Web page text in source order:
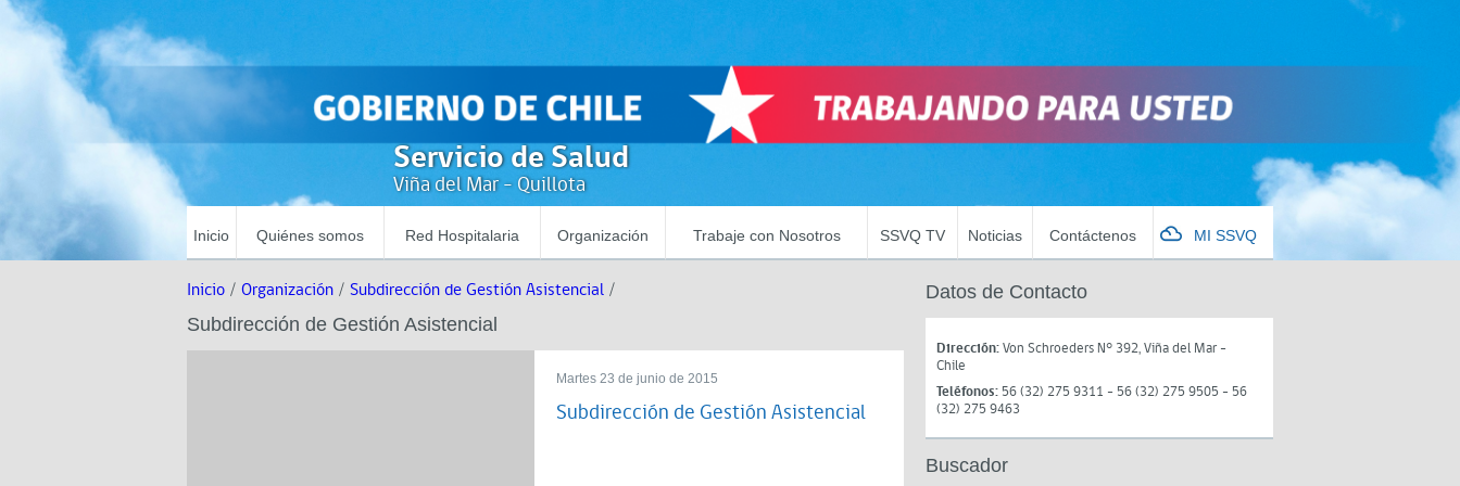
Servicio de Salud
Viña del Mar - Quillota
Inicio Quiénes somos Red Hospitalaria Organización Trabaje con Nosotros SSVQ TV Noticias Contáctenos MI SSVQ
Inicio / Organización / Subdirección de Gestión Asistencial /
Subdirección de Gestión Asistencial
Martes 23 de junio de 2015
Subdirección de Gestión Asistencial
Datos de Contacto
Dirección:Von Schroeders N° 392, Viña del Mar -
Chile
Teléfonos: 56 (32) 275 9311 - 56 (32) 275 9505 - 56
(32) 275 9463
Buscador